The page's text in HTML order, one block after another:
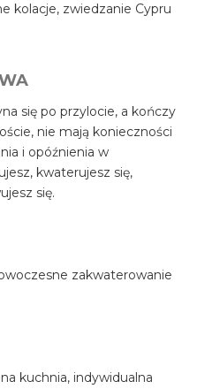
kolacje, zwiedzanie Cypru
się po przylocie, a kończy
nie mają konieczności
i opóźnienia w
kwaterujesz się,
się.
zakwaterowanie
kuchnia, indywidualna